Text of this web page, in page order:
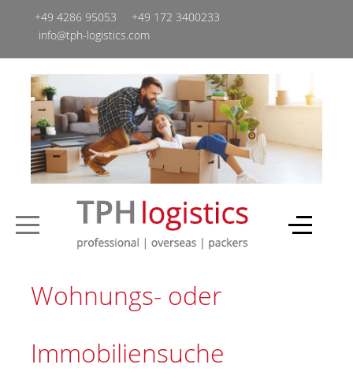
+49 4286 95053
+49 ‭172 3400233‬
info@tph-logistics.com
Wohnungs- oder
Immobiliensuche